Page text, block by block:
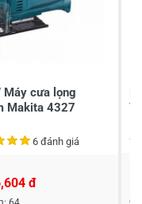
phẩm
Máy cưa lọng
Makita 4327
6 đánh giá
đ